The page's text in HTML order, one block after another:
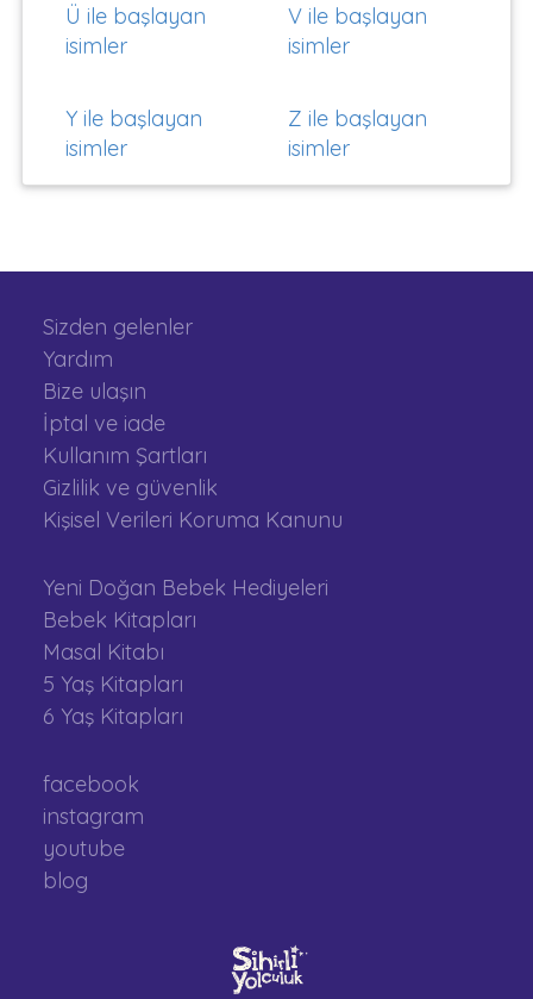
Ü ile başlayan
isimler
V ile başlayan
isimler
Y ile başlayan
isimler
Z ile başlayan
isimler
Sizden gelenler
Yardım
Bize ulaşın
İptal ve iade
Kullanım Şartları
Gizlilik ve güvenlik
Kişisel Verileri Koruma Kanunu
Yeni Doğan Bebek Hediyeleri
Bebek Kitapları
Masal Kitabı
5 Yaş Kitapları
6 Yaş Kitapları
facebook
instagram
youtube
blog